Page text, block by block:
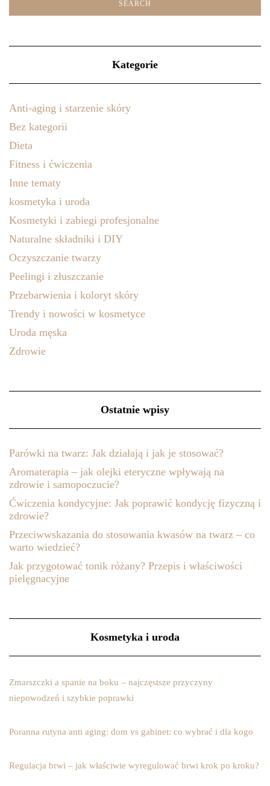
Kategorie
Anti-aging i starzenie skóry
Bez kategorii
Dieta
Fitness i ćwiczenia
Inne tematy
kosmetyka i uroda
Kosmetyki i zabiegi profesjonalne
Naturalne składniki i DIY
Oczyszczanie twarzy
Peelingi i złuszczanie
Przebarwienia i koloryt skóry
Trendy i nowości w kosmetyce
Uroda męska
Zdrowie
Ostatnie wpisy
Parówki na twarz: Jak działają i jak je stosować?
Aromaterapia – jak olejki eteryczne wpływają na
zdrowie i samopoczucie?
Ćwiczenia kondycyjne: Jak poprawić kondycję fizyczną i
zdrowie?
Przeciwwskazania do stosowania kwasów na twarz – co
warto wiedzieć?
Jak przygotować tonik różany? Przepis i właściwości
pielęgnacyjne
Kosmetyka i uroda
Zmarszczki a spanie na boku – najczęstsze przyczyny
niepowodzeń i szybkie poprawki
Poranna rutyna anti aging: dom vs gabinet: co wybrać i dla kogo
Regulacja brwi – jak właściwie wyregulować brwi krok po kroku?